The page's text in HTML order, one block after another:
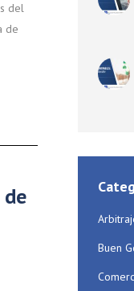
del
de
Buen